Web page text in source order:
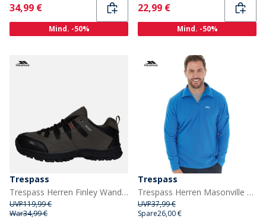
Current
34,99 €
Mind. -50%
Current
22,99 €
Mind. -50%
Trespass
Trespass Herren Finley Wanderschuhe Dunkelbraun
UVP119,99 €
War34,99 €
Trespass
Trespass Herren Masonville 1/2 Reißverschluss Mikro Fleece Blau
UVP37,99 €
Spare26,00 €